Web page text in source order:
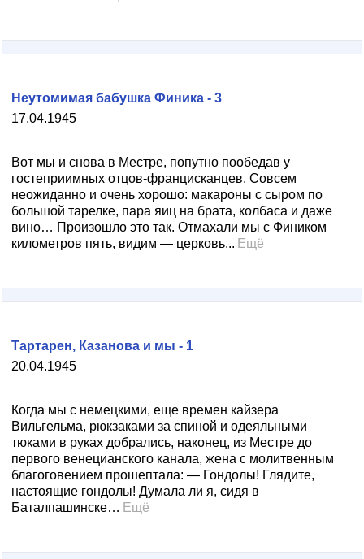
17.04.1945
Неутомимая бабушка Финика - 3
Вот мы и снова в Местре, попутно пообедав у
гостеприимных отцов-францисканцев. Совсем
неожиданно и очень хорошо: макароны с сыром по
большой тарелке, пара яиц на брата, колбаса и даже
вино… Произошло это так. Отмахали мы с Фиником
километров пять, видим — церковь... Ещё
20.04.1945
Тартарен, Казанова и мы - 1
Когда мы с немецкими, еще времен кайзера
Вильгельма, рюкзаками за спиной и одеяльными
тюками в руках добрались, наконец, из Местре до
первого венецианского канала, жена с молитвенным
благоговением прошептала: — Гондолы! Глядите,
настоящие гондолы! Думала ли я, сидя в
Баталпашинске… Ещё